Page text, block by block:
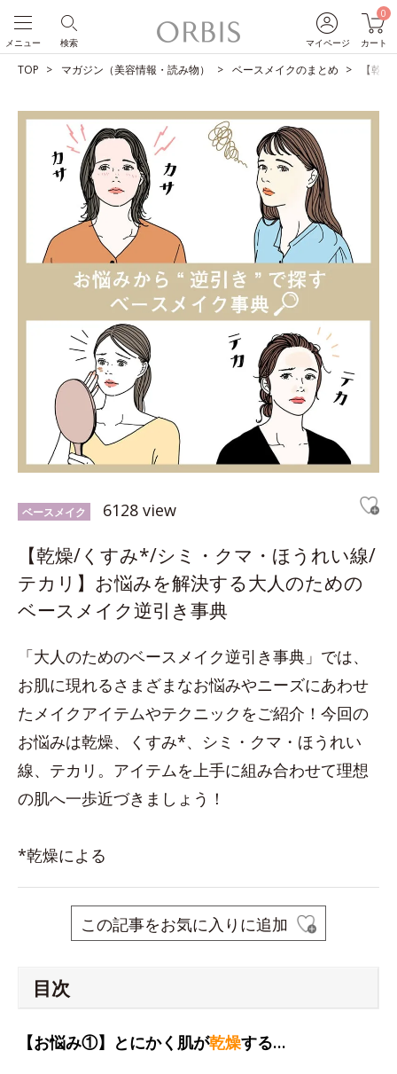
マイページ
0
カート
検索
メニュー
TOP マガジン（美容情報・読み物） ベースメイクのまとめ 【乾
ベースメイク 6128 view
【乾燥/くすみ*/シミ・クマ・ほうれい線/
テカリ】お悩みを解決する大人のための
ベースメイク逆引き事典
「大人のためのベースメイク逆引き事典」では、
お肌に現れるさまざまなお悩みやニーズにあわせ
たメイクアイテムやテクニックをご紹介！今回の
お悩みは乾燥、くすみ*、シミ・クマ・ほうれい
線、テカリ。アイテムを上手に組み合わせて理想
の肌へ一歩近づきましょう！
*乾燥による
この記事をお気に入りに追加
目次
【お悩み①】とにかく肌が乾燥する…